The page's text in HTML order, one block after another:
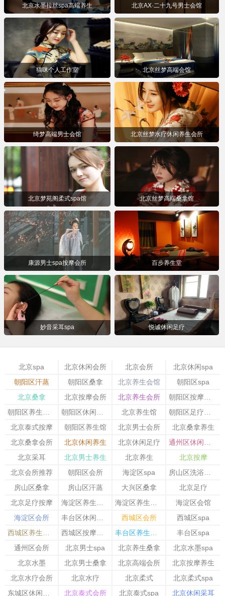
北京水墨拉丝spa高端养生 北京AX·⼆⼗九号男⼠会馆
猫咪个人工作室 北京丝梦高端会馆
绮梦高端男士会馆 北京丝梦水疗休闲养生会所
北京梦苑阁柔式spa馆 北京丝梦高端桑拿馆
康源男士spa按摩会所 百步养生堂
妙音采耳spa 悦诚休闲足疗
北京spa 北京休闲会所 北京会所
北京休闲spa
朝阳区汗蒸
朝阳区桑拿 北京养生会馆
朝阳区spa
北京桑拿
北京按摩会所 北京养生会所
北京养生馆
北京泰式按摩
朝阳区养生馆 北京男士会所
北京桑拿养生
北京桑拿会所
北京休闲养生 北京休闲足疗
北京采耳
北京男士养生 北京养生
北京按摩
北京会所推荐
朝阳区会所 海淀区spa
房山区桑拿
房山区汗蒸 大兴区桑拿
北京足疗
北京足疗按摩
海淀区会馆
海淀区会所
西城区会所
西城区spa
丰台区spa
通州区会所
北京男士spa 北京养生桑拿
北京水墨spa
北京水墨
北京男士桑拿 北京高端会所
北京按摩养生
北京水疗会所
北京水疗 北京柔式
北京柔式spa
北京泰式会所 北京泰式spa
北京休闲采耳